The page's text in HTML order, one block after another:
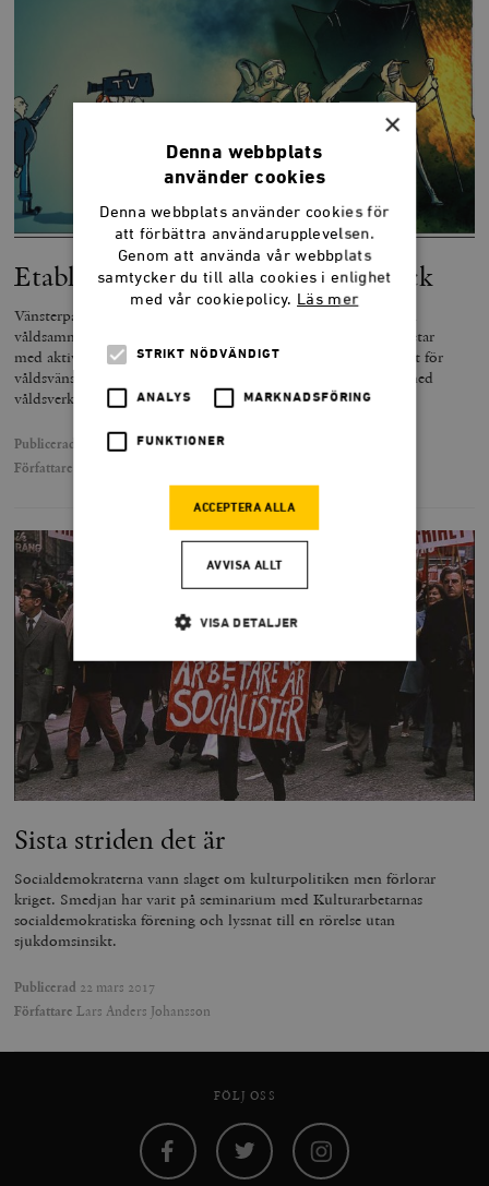
Etablissemangsvänsterns blinda fläck
Vänsterpartiet är tillsynes oförmöget att markera mot sin egen
våldsamma svans, och arbetarrörelsens organisationer samarbetar
med aktivister som uppmanar till våld. Ändå är medieintresset för
våldsvänstern ljummet. Stora tidningar försöker rentav tona ned
våldsverkarnas ideologiska hemvist.
Publicerad
12 juli 2017
Författare
Sista striden det är
Socialdemokraterna vann slaget om kulturpolitiken men förlorar
kriget. Smedjan har varit på seminarium med Kulturarbetarnas
socialdemokratiska förening och lyssnat till en rörelse utan
sjukdomsinsikt.
Publicerad 22 mars 2017
Författare Lars Anders Johansson
FÖLJ OSS
×
Denna webbplats
använder cookies
Denna webbplats använder cookies för
att förbättra användarupplevelsen.
Genom att använda vår webbplats
samtycker du till alla cookies i enlighet
med vår cookiepolicy. Läs mer
STRIKT NÖDVÄNDIGT
ANALYS MARKNADSFÖRING
FUNKTIONER
ACCEPTERA ALLA
AVVISA ALLT
VISA DETALJER
Strikt nödvändigt Analys
Marknadsföring Funktioner
Strikt nödvändiga kakor tillåter
kärnwebbplatsfunktioner som användarinloggning
ordentligt utan strikt nödvändiga cookies.
/ Domän
woocommerce_cart_hash
_hjFirstSeen